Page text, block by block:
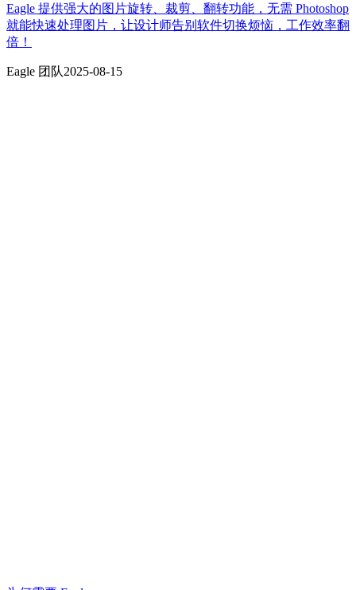
Eagle 提供强大的图片旋转、裁剪、翻转功能，无需 Photoshop
就能快速处理图片，让设计师告别软件切换烦恼，工作效率翻
倍！
Eagle 团队2025-08-15